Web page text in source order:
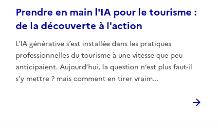
Prendre en main l'IA pour le tourisme :
de la découverte à l'action
L’IA générative s’est installée dans les pratiques
professionnelles du tourisme à une vitesse que peu
anticipaient. Aujourd’hui, la question n’est plus faut-il
s’y mettre ? mais comment en tirer vraim...